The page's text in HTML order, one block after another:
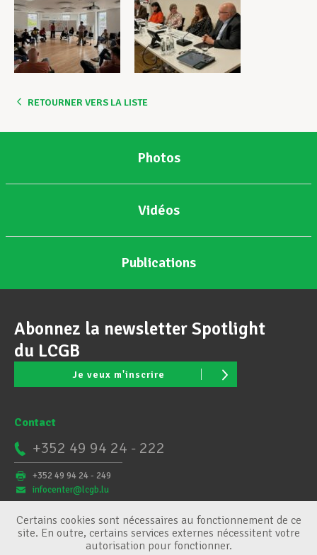
RETOURNER VERS LA LISTE
Photos
Vidéos
Publications
Abonnez la newsletter Spotlight
du LCGB
Je veux m'inscrire
Contact
+352 49 94 24 - 222
+352 49 94 24 - 249
infocenter@lcgb.lu
Certains cookies sont nécessaires au fonctionnement de ce
site. En outre, certains services externes nécessitent votre
autorisation pour fonctionner.